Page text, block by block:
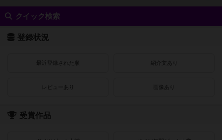
クイック検索
登録状況
最近登録された順 紹介文あり
レビューあり 画像あり
受賞作品